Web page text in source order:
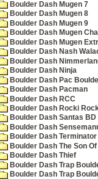
Boulder Dash Mugen 7
Boulder Dash Mugen 8
Boulder Dash Mugen 9
Boulder Dash Mugen
Boulder Dash Mugen
Boulder Dash Nash
Boulder Dash
Boulder Dash Ninja
Boulder Dash Pac
Boulder Dash Pacman
Boulder Dash RCC
Boulder Dash Rocki
Boulder Dash Santas
Boulder Dash
Boulder Dash
Boulder Dash The Son
Boulder Dash Thief
Boulder Dash Trap
Boulder Dash Trap